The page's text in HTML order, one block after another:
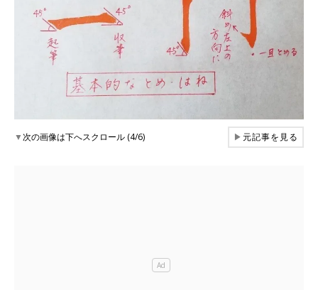
▼次の画像は下へスクロール (4/6) ▶元記事を見る